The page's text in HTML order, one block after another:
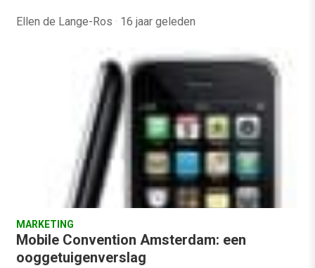
Ellen de Lange-Ros · 16 jaar geleden
MARKETING
Mobile Convention Amsterdam: een
ooggetuigenverslag